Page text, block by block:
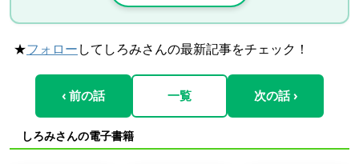
★フォロー してしろみさんの最新記事をチェック！
‹ 前の話 一覧 次の話 ›
しろみさんの電子書籍